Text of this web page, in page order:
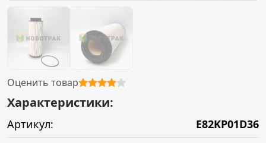
Оценить товар
Характеристики:
Артикул:
E82KP01D36